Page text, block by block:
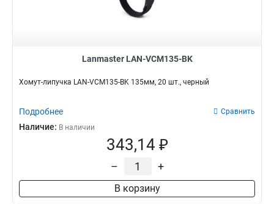
Lanmaster LAN-VCM135-BK
Хомут-липучка LAN-VCM135-BK 135мм, 20 шт., черный
Подробнее Сравнить
Наличие: В наличии
343,14 ₽
– +
В корзину